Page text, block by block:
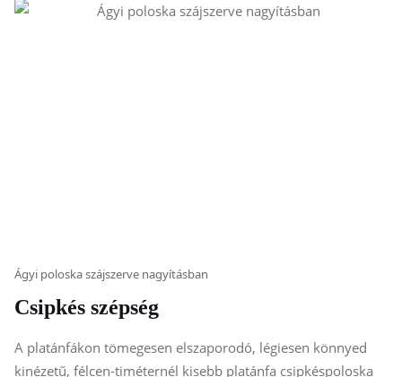
Ágyi poloska szájszerve nagyításban
Csipkés szépség
A platánfákon tömegesen elszaporodó, légiesen könnyed
kinézetű, félcen-timéternél kisebb platánfa csipkéspoloska